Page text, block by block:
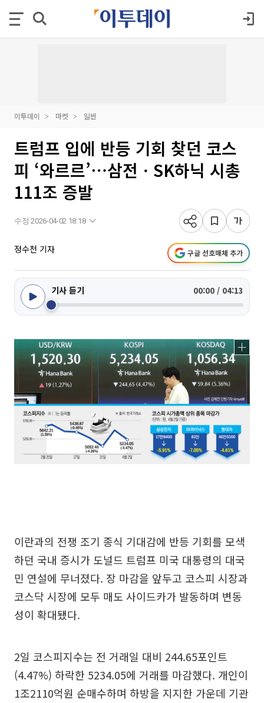
이투데이 마켓 일반
트럼프 입에 반등 기회 찾던 코스
피 ‘와르르’⋯삼전ㆍSK하닉 시총
111조 증발
수정 2026-04-02 18:18
정수천 기자 구글 선호매체 추가
기사 듣기 00:00 / 04:13
이란과의 전쟁 조기 종식 기대감에 반등 기회를 모색
하던 국내 증시가 도널드 트럼프 미국 대통령의 대국
민 연설에 무너졌다. 장 마감을 앞두고 코스피 시장과
코스닥 시장에 모두 매도 사이드카가 발동하며 변동
성이 확대됐다.
2일 코스피지수는 전 거래일 대비 244.65포인트
(4.47%) 하락한 5234.05에 거래를 마감했다. 개인이
1조2110억원 순매수하며 하방을 지지한 가운데 기관